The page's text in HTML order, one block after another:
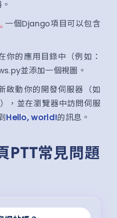
一個Django項目可以包含
你的應用目錄中（例如：
並添加一個視圖。
啟動你的開發伺服器（如
，並在瀏覽器中訪問伺服
Hello, world!的訊息。
PTT常見問題